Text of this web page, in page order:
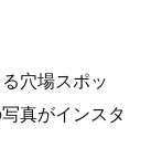
穴場スポッ
真がインスタ